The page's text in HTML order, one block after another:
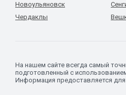
Новоульяновск
Чердаклы
На нашем сайте всегда самый
подготовленный с
Информация предоставляется для